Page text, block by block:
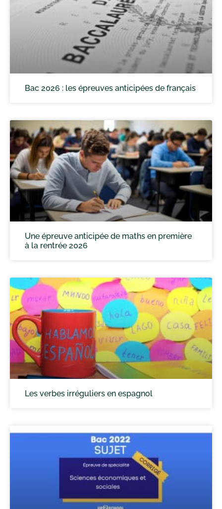
Bac 2026 : les épreuves anticipées de français
Une épreuve anticipée de maths en première
à la rentrée 2026
Les verbes irréguliers en espagnol